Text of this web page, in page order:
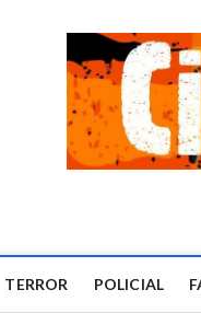
TERROR POLICIAL